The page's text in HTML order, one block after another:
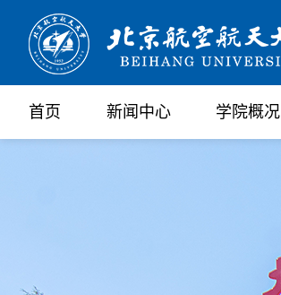
首页 新闻中心 学院概况